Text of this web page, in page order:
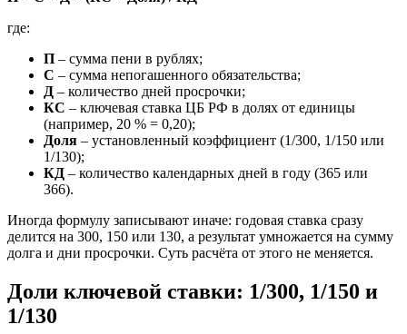
где:
П – сумма пени в рублях;
С – сумма непогашенного обязательства;
Д – количество дней просрочки;
КС – ключевая ставка ЦБ РФ в долях от единицы
(например, 20 % = 0,20);
Доля – установленный коэффициент (1/300, 1/150 или
1/130);
КД – количество календарных дней в году (365 или
366).
Иногда формулу записывают иначе: годовая ставка сразу
делится на 300, 150 или 130, а результат умножается на сумму
долга и дни просрочки. Суть расчёта от этого не меняется.
Доли ключевой ставки: 1/300, 1/150 и
1/130